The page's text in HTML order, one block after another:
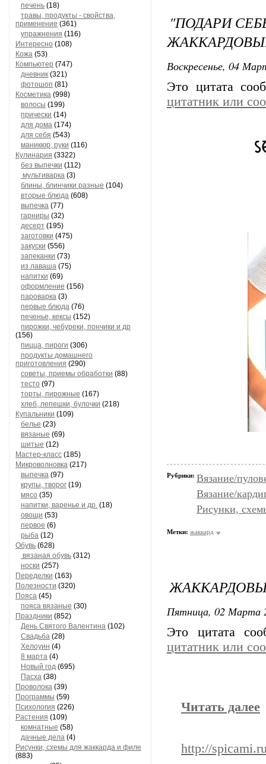
печень (18)
травы, продукты - свойства,
применение (361)
упражнения (116)
Интересно (108)
Кожа (53)
Компьютер (747)
дневник (321)
фотошоп (81)
Косметика (998)
волосы (199)
прически (14)
для дома (174)
для себя (543)
маникюр, руки (116)
Кулинария (3322)
без выпечки (112)
мультиварка (3)
блины, блинчики разные (104)
вторые блюда (608)
выпечка (77)
гарниры (32)
десерт (195)
заготовки (475)
закуски (556)
запеканки (73)
из лаваша (75)
напитки (69)
оформление (156)
пароварка (3)
первые блюда (76)
печенье, кексы (152)
пирожки, чебуреки, пончики и др
(156)
пицца, пироги (306)
продукты домашнего
приготовления (290)
советы, приемы обработки (88)
тесто (97)
торты, пирожные (167)
хлеб, лепешки, булочки (218)
Купальники (109)
белье (23)
вязаные (69)
шитые (12)
Мастер-класс (185)
Микроволновка (217)
выпечка (97)
крупы, творог (19)
мясо (35)
напитки, варенье и др. (18)
овощи (53)
первое (6)
рыба (12)
Обувь (628)
вязаная обувь (312)
носки (257)
Переделки (163)
Полезности (320)
Пояса (45)
пояса вязаные (30)
Праздники (852)
День Святого Валентина (102)
Свадьба (28)
Хелоуин (4)
8 марта (4)
Новый год (695)
Пасха (38)
Проволока (39)
Программы (59)
Психология (226)
Растения (109)
комнатные (58)
дачные дела (4)
Рисунки, схемы для жаккарда и филе
(883)
"ПОДАРИ
Воскресенье, 04
Это цитата
цитатник или
Рубрики: Вязание/
Вязание/
Рисунки,
Метки: жаккард
Пятница, 02 Марта
Это цитата
цитатник или
Читать далее
http://